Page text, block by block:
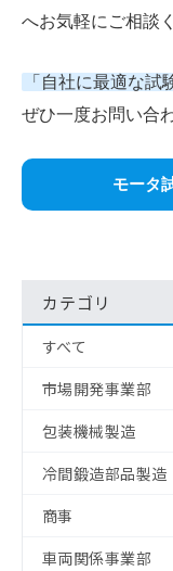
へお気軽にご相談
「自社に最適な試
ぜひ一度お問い合
モータ
カテゴリ
すべて
市場開発事業部
包装機械製造
冷間鍛造部品製造
商事
車両関係事業部